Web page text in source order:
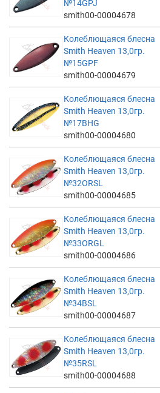
№14GPJ
smith00-00004678
Колеблющаяся блесна
Smith Heaven 13,0гр.
№15GPF
smith00-00004679
Колеблющаяся блесна
Smith Heaven 13,0гр.
№17BHG
smith00-00004680
Колеблющаяся блесна
Smith Heaven 13,0гр.
№32ORSL
smith00-00004685
Колеблющаяся блесна
Smith Heaven 13,0гр.
№33ORGL
smith00-00004686
Колеблющаяся блесна
Smith Heaven 13,0гр.
№34BSL
smith00-00004687
Колеблющаяся блесна
Smith Heaven 13,0гр.
№35RSL
smith00-00004688